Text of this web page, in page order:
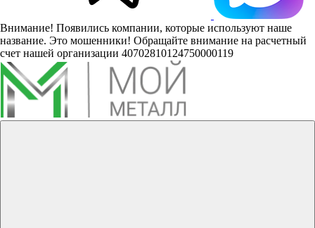
Внимание! Появились компании, которые используют наше
название. Это мошенники! Обращайте внимание на расчетный
счет нашей организации 40702810124750000119